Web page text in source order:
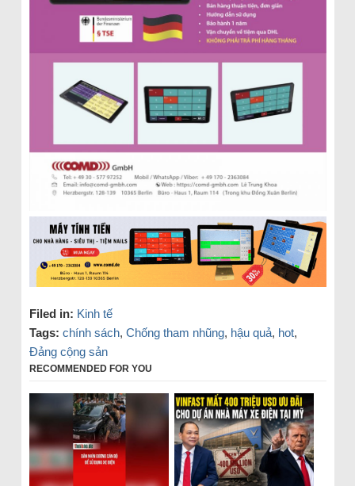
Filed in: Kinh tế
Tags: chính sách, Chống tham nhũng, hậu quả, hot,
Đảng cộng sản
RECOMMENDED FOR YOU